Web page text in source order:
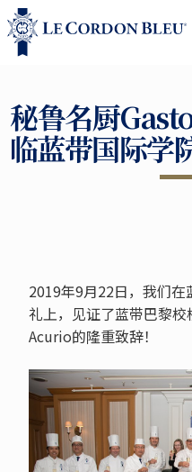
秘鲁名厨
临蓝带国际学
2019年9月22日，我们
礼上，见证了蓝带巴黎
Acurio的隆重致辞！